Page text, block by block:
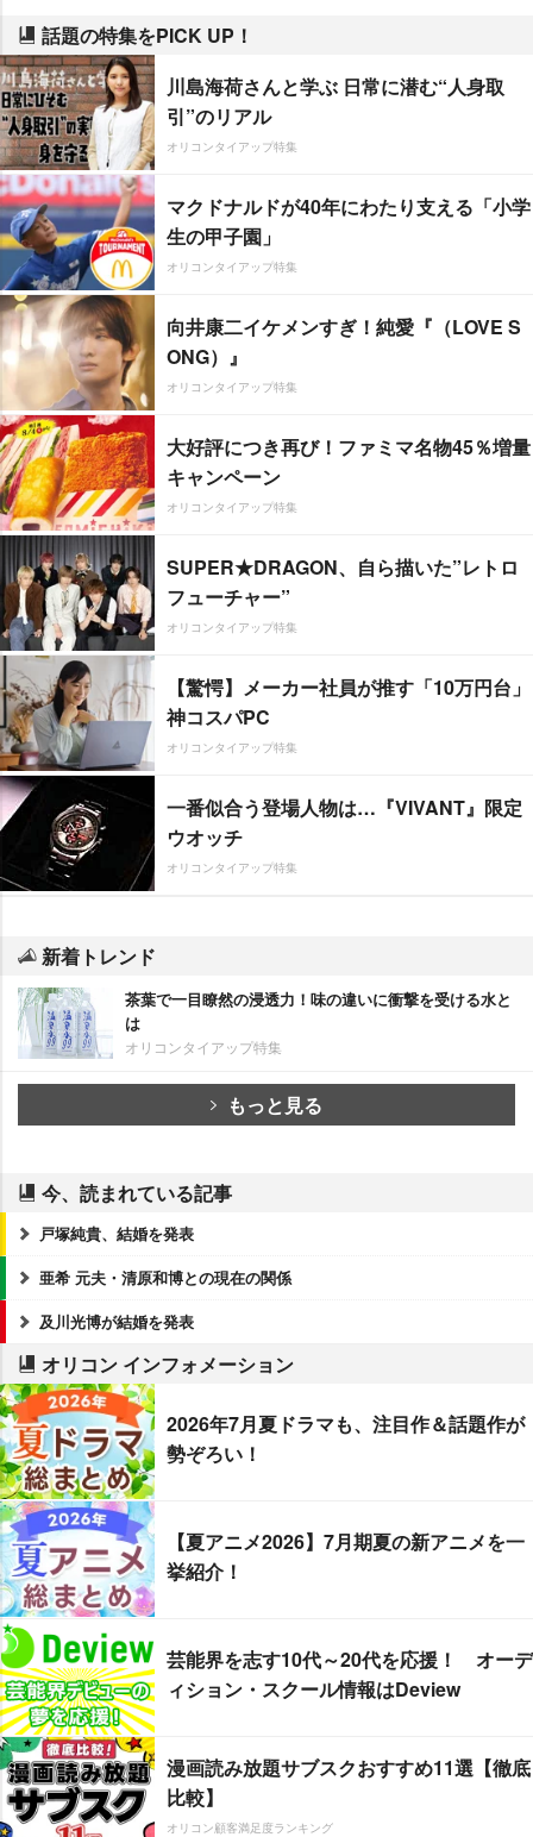
話題の特集をPICK UP！
川島海荷さんと学ぶ 日常に潜む“人身取
引”のリアル
オリコンタイアップ特集
マクドナルドが40年にわたり支える「小学
生の甲子園」
オリコンタイアップ特集
向井康二イケメンすぎ！純愛『（LOVE S
ONG）』
オリコンタイアップ特集
大好評につき再び！ファミマ名物45％増量
キャンペーン
オリコンタイアップ特集
SUPER★DRAGON、自ら描いた”レトロ
フューチャー”
オリコンタイアップ特集
【驚愕】メーカー社員が推す「10万円台」
神コスパPC
オリコンタイアップ特集
一番似合う登場人物は…『VIVANT』限定
ウオッチ
オリコンタイアップ特集
新着トレンド
茶葉で一目瞭然の浸透力！味の違いに衝撃を受ける水と
は
オリコンタイアップ特集
もっと見る
今、読まれている記事
戸塚純貴、結婚を発表
亜希 元夫・清原和博との現在の関係
及川光博が結婚を発表
オリコン インフォメーション
2026年7月夏ドラマも、注目作＆話題作が
勢ぞろい！
【夏アニメ2026】7月期夏の新アニメを一
挙紹介！
芸能界を志す10代～20代を応援！ オーデ
ィション・スクール情報はDeview
漫画読み放題サブスクおすすめ11選【徹底
比較】
オリコン顧客満足度ランキング